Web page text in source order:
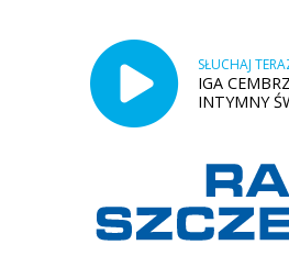
SŁUCHAJ
IGA
INTYMNY